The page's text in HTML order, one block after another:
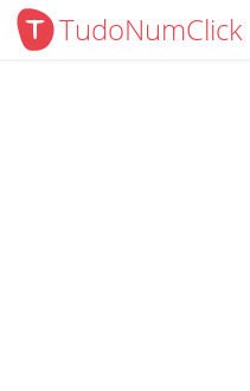
TudoNumClick